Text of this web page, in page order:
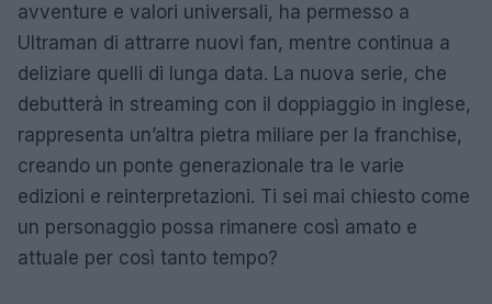
avventure e valori universali, ha permesso a
Ultraman di attrarre nuovi fan, mentre continua a
deliziare quelli di lunga data. La nuova serie, che
debutterà in streaming con il doppiaggio in inglese,
rappresenta un’altra pietra miliare per la franchise,
creando un ponte generazionale tra le varie
edizioni e reinterpretazioni. Ti sei mai chiesto come
un personaggio possa rimanere così amato e
attuale per così tanto tempo?